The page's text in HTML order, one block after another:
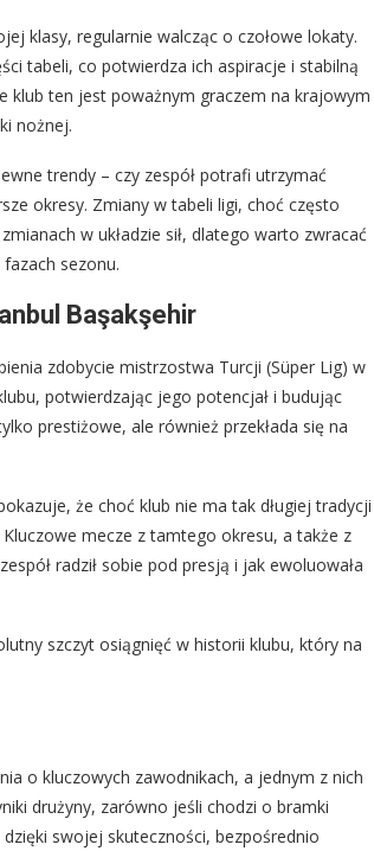
klasy, regularnie walcząc o czołowe lokaty.
tabeli, co potwierdza ich aspiracje i stabilną
ten jest poważnym graczem na krajowym
nożnej.
trendy – czy zespół potrafi utrzymać
okresy. Zmiany w tabeli ligi, choć często
w układzie sił, dlatego warto zwracać
sezonu.
Başakşehir
zdobycie mistrzostwa Turcji (Süper Lig) w
potwierdzając jego potencjał i budując
prestiżowe, ale również przekłada się na
że choć klub nie ma tak długiej tradycji
mecze z tamtego okresu, a także z
radził sobie pod presją i jak ewoluowała
szczyt osiągnięć w historii klubu, który na
o kluczowych zawodnikach, a jednym z nich
drużyny, zarówno jeśli chodzi o bramki
swojej skuteczności, bezpośrednio